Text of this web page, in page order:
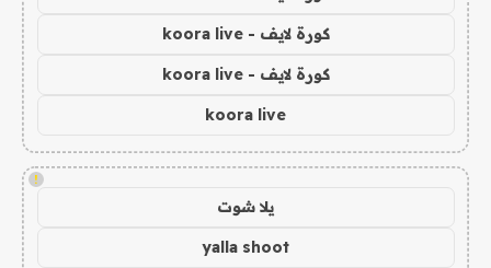
كورة لايف - koora live
كورة لايف - koora live
koora live
!
يلا شوت
yalla shoot